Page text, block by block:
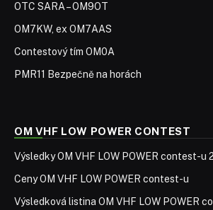
OTC SARA – OM9OT
OM7KW, ex OM7AAS
Contestový tím OM0A
PMR11 Bezpečně na horách
OM VHF LOW POWER CONTEST
Výsledky OM VHF LOW POWER contest-u
Ceny OM VHF LOW POWER contest-u
Výsledková listina OM VHF LOW POWER